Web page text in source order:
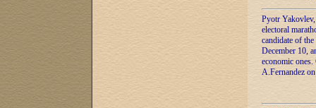
Pyotr
electoral
candidate of
December 10,
economic
A.Fernandez